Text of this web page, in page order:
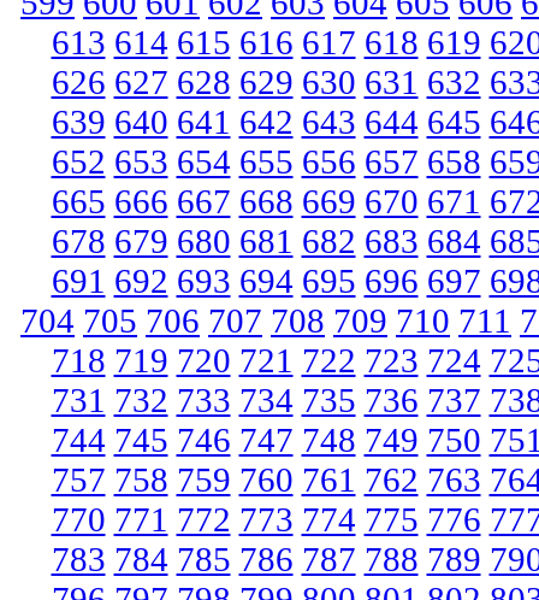
613 614 615 616 617 618 619
626 627 628 629 630 631 632
639 640 641 642 643 644 645
652 653 654 655 656 657 658
665 666 667 668 669 670 671
678 679 680 681 682 683 684
691 692 693 694 695 696 697
704 705 706 707 708 709 710 711
718 719 720 721 722 723 724
731 732 733 734 735 736 737
744 745 746 747 748 749 750
757 758 759 760 761 762 763
770 771 772 773 774 775 776
783 784 785 786 787 788 789